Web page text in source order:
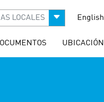
LOCALES English
UBICACIÓN